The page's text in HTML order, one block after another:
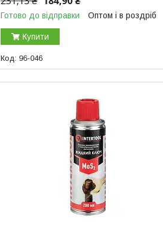
Готово до відправки Оптом і в роздріб
Купити
96-046